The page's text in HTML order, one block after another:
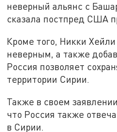
неверный альянс с
сказала постпред США
Кроме того, Никки
неверным, а также
Россия позволяет
территории Сирии.
Также в своем
что Россия также
в Сирии.